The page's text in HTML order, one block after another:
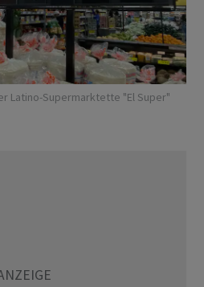
Latino-Supermarktette "El Super"